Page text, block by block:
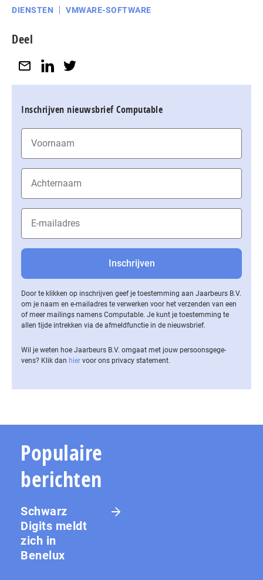
DIENSTEN VMWARE-SOFTWARE
Deel
Inschrijven nieuwsbrief Computable
Door te klikken op inschrijven geef je toestemming aan Jaarbeurs B.V.
om je naam en e-mailadres te verwerken voor het verzenden van een
of meer mailings namens Computable. Je kunt je toestemming te
allen tijde intrekken via de af­meld­func­tie in de nieuwsbrief.
Wil je weten hoe Jaarbeurs B.V. omgaat met jouw per­soons­ge­ge­
vens? Klik dan hier voor ons privacy statement.
Populaire
berichten
Schwarz
Digits meldt
zich in
Benelux